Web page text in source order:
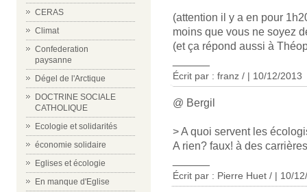
CERAS
Climat
Confederation
paysanne
Dégel de l'Arctique
DOCTRINE SOCIALE
CATHOLIQUE
Ecologie et solidarités
économie solidaire
Eglises et écologie
En manque d'Eglise
(attention il y a en pour
moins que vous ne soyez
(et ça répond aussi à
Écrit par : franz / | 10/12/2013
@ Bergil
> A quoi servent les
A rien? faux! à des
Écrit par : Pierre Huet / | 10/